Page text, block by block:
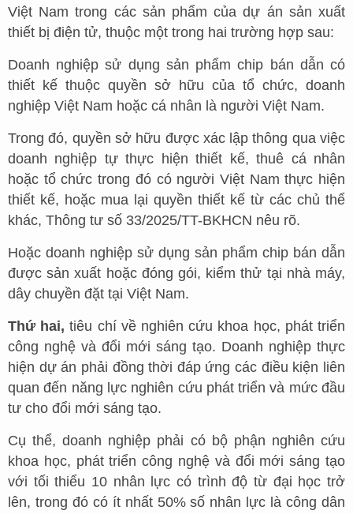
Việt Nam trong các sản phẩm của dự án sản xuất
thiết bị điện tử, thuộc một trong hai trường hợp sau:
Doanh nghiệp sử dụng sản phẩm chip bán dẫn có
thiết kế thuộc quyền sở hữu của tổ chức, doanh
nghiệp Việt Nam hoặc cá nhân là người Việt Nam.
Trong đó, quyền sở hữu được xác lập thông qua việc
doanh nghiệp tự thực hiện thiết kế, thuê cá nhân
hoặc tổ chức trong đó có người Việt Nam thực hiện
thiết kế, hoặc mua lại quyền thiết kế từ các chủ thể
khác, Thông tư số 33/2025/TT-BKHCN nêu rõ.
Hoặc doanh nghiệp sử dụng sản phẩm chip bán dẫn
được sản xuất hoặc đóng gói, kiểm thử tại nhà máy,
dây chuyền đặt tại Việt Nam.
Thứ hai, tiêu chí về nghiên cứu khoa học, phát triển
công nghệ và đổi mới sáng tạo. Doanh nghiệp thực
hiện dự án phải đồng thời đáp ứng các điều kiện liên
quan đến năng lực nghiên cứu phát triển và mức đầu
tư cho đổi mới sáng tạo.
Cụ thể, doanh nghiệp phải có bộ phận nghiên cứu
khoa học, phát triển công nghệ và đổi mới sáng tạo
với tối thiểu 10 nhân lực có trình độ từ đại học trở
lên, trong đó có ít nhất 50% số nhân lực là công dân